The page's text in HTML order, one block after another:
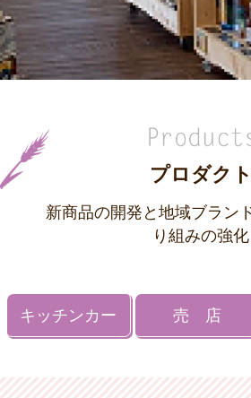
プロダクト
新商品の開発と地域ブラン
り組みの強化
キッチンカー 売 店